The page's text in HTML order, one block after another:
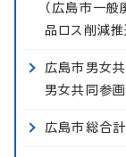
（広島市一
品ロス削減
広島市男女
男女共同参
広島市総合